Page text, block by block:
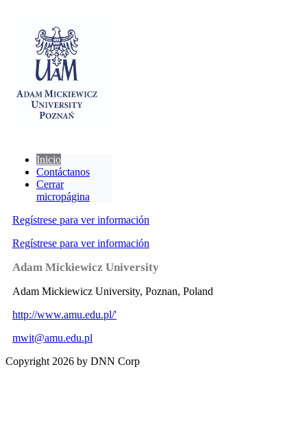
Inicio
Contáctanos
Cerrar
micropágina
Regístrese para ver información
Regístrese para ver información
Adam Mickiewicz University
Adam Mickiewicz University, Poznan, Poland
http://www.amu.edu.pl/'
mwit@amu.edu.pl
Copyright 2026 by DNN Corp